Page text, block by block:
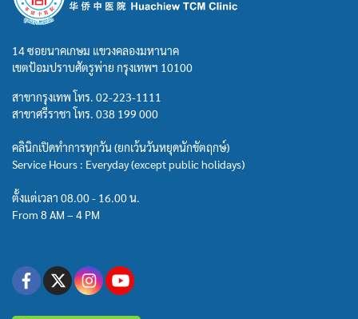
14 ซอยนาคเกษม แขวงคลองมหานาค
เขตป้อมปราบศัตรูพ่าย กรุงเทพฯ 10100
สาขากรุงเทพ โทร. 02-223-1111
สาขาศรีราชา โทร. 038 199 000
คลินิกเปิดทำการทุกวัน (ยกเว้นวันหยุดนักขัตฤกษ์)
Service Hours : Everyday (except public holidays)
ตั้งแต่เวลา 08.00 - 16.00 น.
From 8 AM – 4 PM